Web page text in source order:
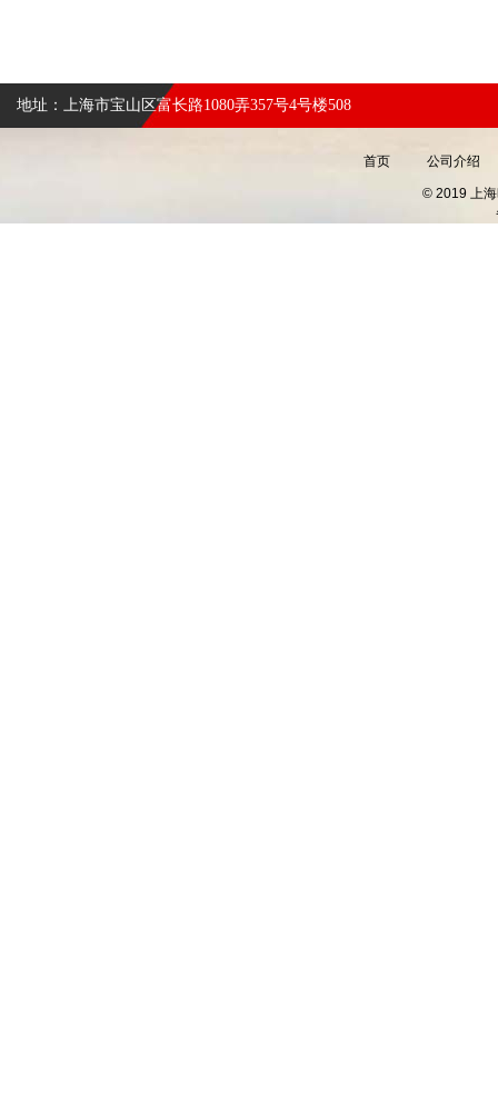
地址：上海市宝山区富长路1080弄357号4号楼508
首页 公司介绍
© 2019 上